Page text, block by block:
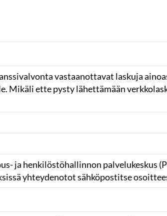
vastaanottavat laskuja
Mikäli ette pysty lähettämään
ja henkilöstöhallinnon palvelukeskus
yhteydenotot sähköpostitse